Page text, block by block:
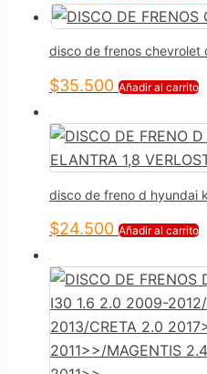
disco de frenos chevrolet
$35.500 Añadir al carrito
disco de freno d hyundai
$24.500 Añadir al carrito